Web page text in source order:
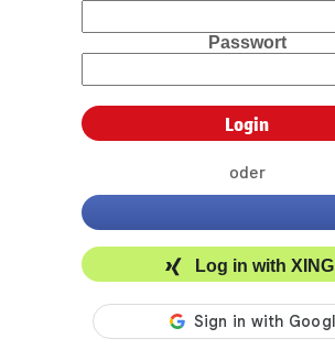
Passwort
oder
Log in with XING